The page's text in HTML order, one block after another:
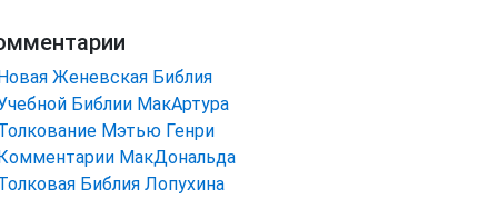
Женевская Библия
Библии МакАртура
Мэтью Генри
МакДональда
Библия Лопухина